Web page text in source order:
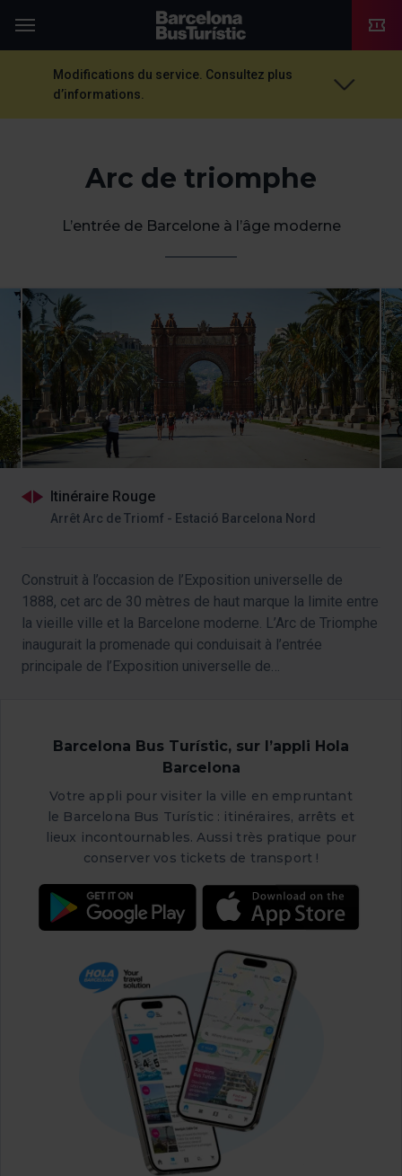
TMB-OCI
Modifications du service. Consultez plus
d’informations.
Arc de triomphe
L’entrée de Barcelone à l’âge moderne
Itinéraire Rouge
Arrêt Arc de Triomf - Estació Barcelona Nord
Construit à l’occasion de l’Exposition universelle de
1888, cet arc de 30 mètres de haut marque la limite entre
la vieille ville et la Barcelone moderne. L’Arc de Triomphe
inaugurait la promenade qui conduisait à l’entrée
principale de l’Exposition universelle de
Barcelona Bus Turístic, sur l’appli Hola
Barcelona
Votre appli pour visiter la ville en empruntant
le Barcelona Bus Turístic : itinéraires, arrêts et
lieux incontournables. Aussi très pratique pour
conserver vos tickets de transport !